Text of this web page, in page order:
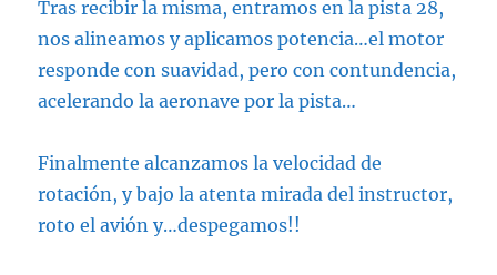
Tras recibir la misma, entramos en la pista 28,
nos alineamos y aplicamos potencia…el motor
responde con suavidad, pero con contundencia,
acelerando la aeronave por la pista…
Finalmente alcanzamos la velocidad de
rotación, y bajo la atenta mirada del instructor,
roto el avión y…despegamos!!